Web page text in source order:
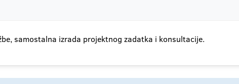
samostalna izrada projektnog zadatka i konsultacije.